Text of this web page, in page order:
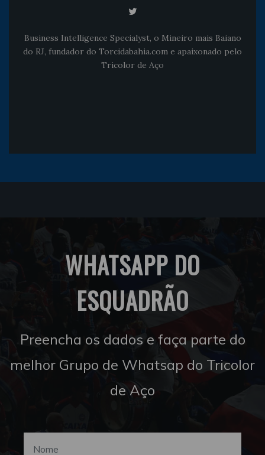
Business Intelligence Specialyst, o Mineiro mais Baiano
do RJ, fundador do Torcidabahia.com e apaixonado pelo
Tricolor de Aço
WHATSAPP DO
ESQUADRÃO
Preencha os dados e faça parte do
melhor Grupo de Whatsap do Tricolor
de Aço